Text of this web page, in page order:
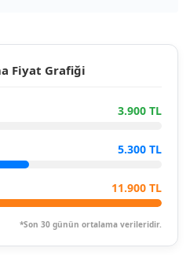
Fiyat Grafiği
3.900 TL
5.300 TL
11.900 TL
*Son 30 günün ortalama verileridir.